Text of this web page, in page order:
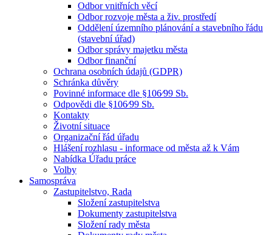
Odbor vnitřních věcí
Odbor rozvoje města a živ. prostředí
Oddělení územního plánování a stavebního řádu
(stavební úřad)
Odbor správy majetku města
Odbor finanční
Ochrana osobních údajů (GDPR)
Schránka důvěry
Povinné informace dle §106⁄99 Sb.
Odpovědi dle §106⁄99 Sb.
Kontakty
Životní situace
Organizační řád úřadu
Hlášení rozhlasu - informace od města až k Vám
Nabídka Úřadu práce
Volby
Samospráva
Zastupitelstvo, Rada
Složení zastupitelstva
Dokumenty zastupitelstva
Složení rady města